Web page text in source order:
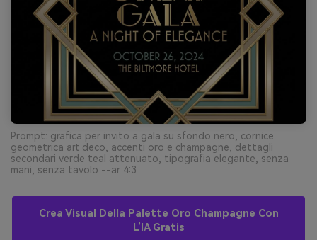
Prompt: grafica per invito a gala su sfondo nero, cornice
geometrica art deco, accenti oro e champagne, dettagli
secondari verde teal attenuato, tipografia elegante, senza
mani, senza tavolo --ar 4:3
Crea Visual Della Palette Oro Champagne Con
L’IA Gratis